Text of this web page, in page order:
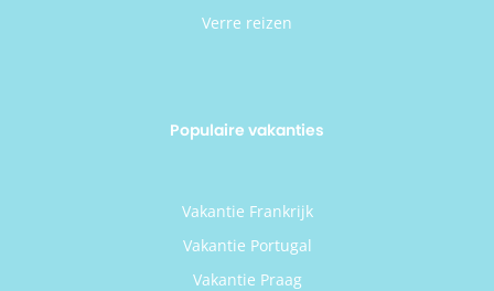
Verre reizen
Populaire vakanties
Vakantie Frankrijk
Vakantie Portugal
Vakantie Praag